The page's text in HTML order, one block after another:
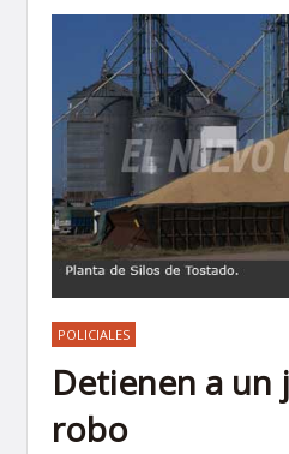
POLICIALES
Detienen a un
robo